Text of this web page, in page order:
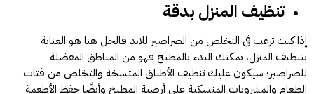
تنظيف المنزل بدقة
إذا كنت ترغب في التخلص من الصراصير للابد فالحل هنا هو العناية
بتنظيف المنزل، يمكنك البدء بالمطبخ فهو من المناطق المفضلة
للصراصير؛ سيكون عليك تنظيف الأطباق المتسخة والتخلص من فتات
الطعام والمشروبات المنسكبة على أرضية المطبخ وأيضًا حفظ الأطعمة